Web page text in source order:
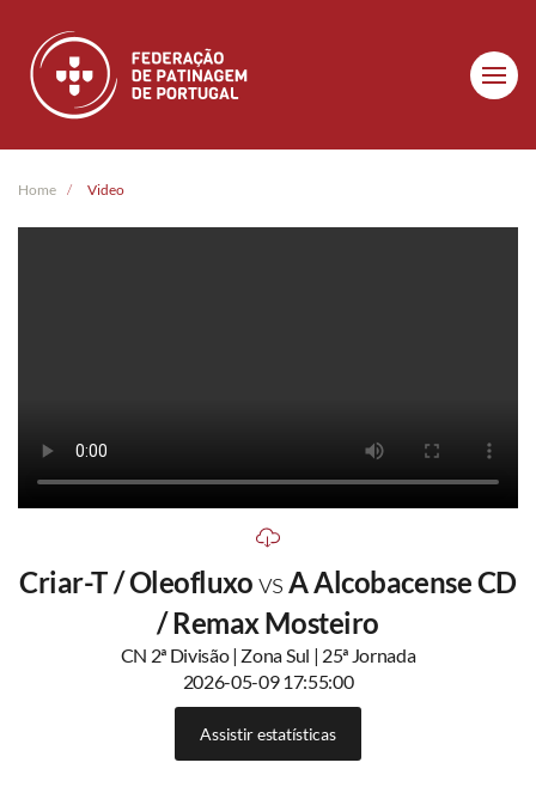
Skip to main content
Home Video
Criar-T / OleofluxovsA Alcobacense CD
/ Remax Mosteiro
CN 2ª Divisão | Zona Sul | 25ª Jornada
2026-05-09 17:55:00
Assistir estatísticas